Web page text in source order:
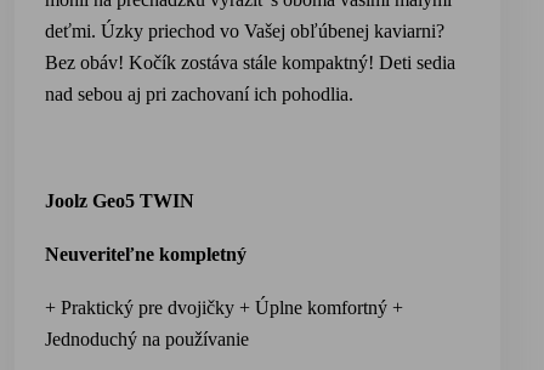
deťmi. Úzky priechod vo Vašej obľúbenej kaviarni?
Bez obáv! Kočík zostáva stále kompaktný! Deti sedia
nad sebou aj pri zachovaní ich pohodlia.
Joolz Geo5 TWIN
Neuveriteľne kompletný
+ Praktický pre dvojičky + Úplne komfortný +
Jednoduchý na používanie